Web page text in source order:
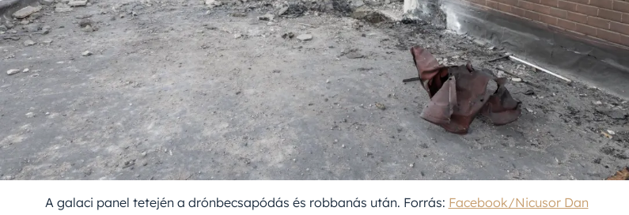
A galaci panel tetején a drónbecsapódás és robbanás után. Forrás: Facebook/Nicusor Dan